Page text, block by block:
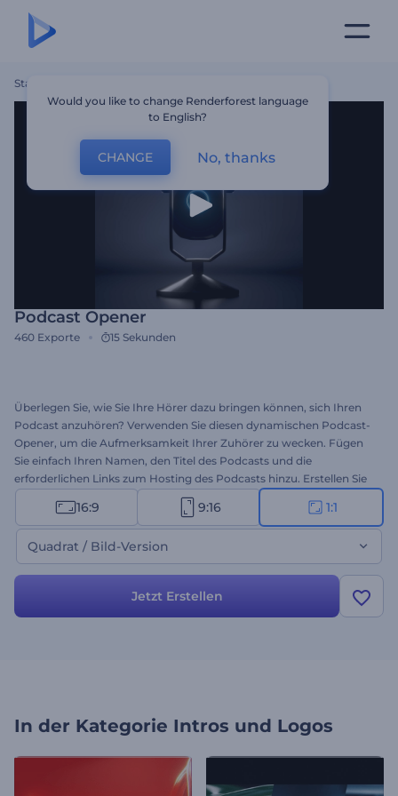
Startseite
Podcast Opener
460 Exporte 15 Sekunden
Überlegen Sie, wie Sie Ihre Hörer dazu bringen können, sich Ihren
Podcast anzuhören? Verwenden Sie diesen dynamischen Podcast-
Opener, um die Aufmerksamkeit Ihrer Zuhörer zu wecken. Fügen
Sie einfach Ihren Namen, den Titel des Podcasts und die
erforderlichen Links zum Hosting des Podcasts hinzu. Erstellen Sie
ein attraktives Podcast-Bild, um das Interesse Ihrer Zuhörer zu
wecken. Probieren Sie es jetzt aus!
16:9 9:16 1:1
Quadrat / Bild-Version
Jetzt Erstellen
In der Kategorie Intros und Logos
Would you like to change Renderforest language
to English?
CHANGE No, thanks